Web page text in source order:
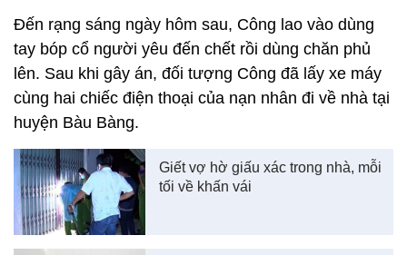
Đến rạng sáng ngày hôm sau, Công lao vào dùng
tay bóp cổ người yêu đến chết rồi dùng chăn phủ
lên. Sau khi gây án, đối tượng Công đã lấy xe máy
cùng hai chiếc điện thoại của nạn nhân đi về nhà tại
huyện Bàu Bàng.
Giết vợ hờ giấu xác trong nhà, mỗi
tối về khấn vái